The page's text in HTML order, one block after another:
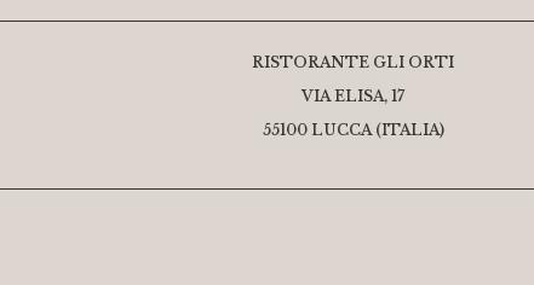
RISTORANTE GLI ORTI
VIA ELISA, 17
55100 LUCCA (ITALIA)